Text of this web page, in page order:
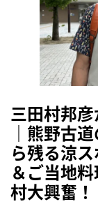
三田村邦
｜熊野古
ら残る涼
＆ご当地
村大興奮！